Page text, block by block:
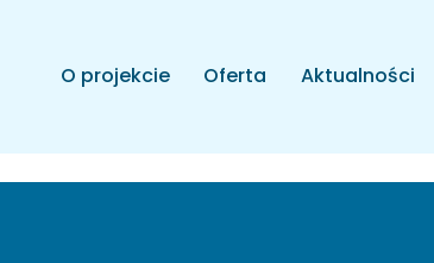
O projekcie Oferta Aktualności